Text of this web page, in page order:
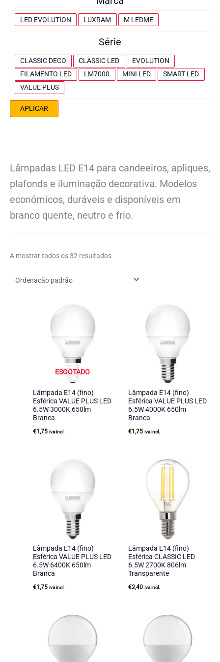
z
n
i
a
m
á
a
LED EVOLUTION LUXRAM M LEDME
Série
i
CLASSIC DECO CLASSIC LED
EVOLUTION
FILAMENTO LED
LM7000 MINI LED
SMART LED
VALUE PLUS
APLICAR
Lâmpadas LED E14 para candeeiros, apliques,
plafonds e iluminação decorativa. Modelos
económicos, duráveis e disponíveis em
branco quente, neutro e frio.
A mostrar todos os 32 resultados
ESGOTADO
Lâmpada E14 (fino)
Esférica VALUE PLUS LED
6.5W 3000K 650lm
Branca
€1,75 iva incl.
Lâmpada E14 (fino)
Esférica VALUE PLUS LED
6.5W 4000K 650lm
Branca
€1,75 iva incl.
Lâmpada E14 (fino)
Esférica VALUE PLUS LED
6.5W 6400K 650lm
Branca
€1,75 iva incl.
Lâmpada E14 (fino)
Esférica CLASSIC LED
6.5W 2700K 806lm
Transparente
€2,40 iva incl.